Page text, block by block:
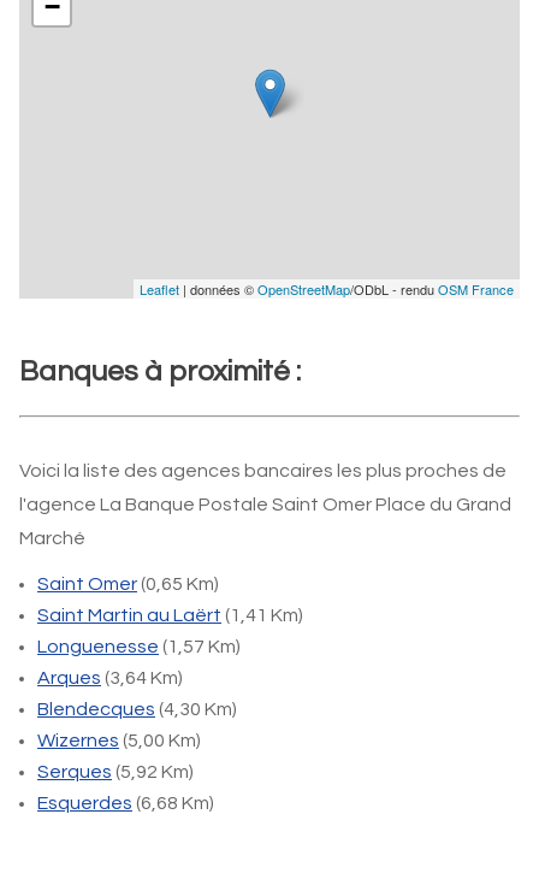
−
Leaflet | données ©OpenStreetMap/ODbL - renduOSM France
Banques à proximité :
Voici la liste des agences bancaires les plus proches de
l'agence La Banque Postale Saint Omer Place du Grand
Marché
Saint Omer(0,65 Km)
Saint Martin au Laërt (1,41 Km)
Longuenesse (1,57 Km)
Arques (3,64 Km)
Blendecques (4,30 Km)
Wizernes (5,00 Km)
Serques (5,92 Km)
Esquerdes (6,68 Km)